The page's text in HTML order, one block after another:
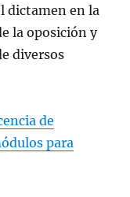
dictamen en la
la oposición y
diversos
de
para